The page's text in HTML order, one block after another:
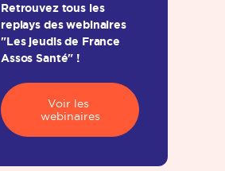
Retrouvez tous les
replays des webinaires
"Les jeudis de France
Assos Santé" !
Voir les
webinaires